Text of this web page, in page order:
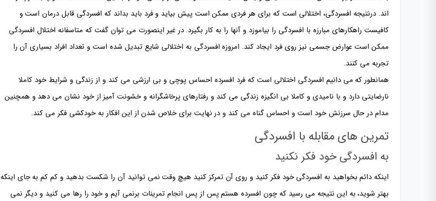
اند. درنتیجه افسردگی، اختلالی است که برای هر فردی ممکن است پیش بیاید و فرد باید بداند که افسردگی قابل درمان است و
کافیست راهکارهای مبارزه با افسردگی را بیاموزد و آنها را به کار بگیرد. در غیر اینصورت می توان گفت که متاسفانه اختلال افسردگی
ممکن است عوارض جسمی نیز روی فرد ایجاد کند. امروزه افسردگی به اختلالی شایع تبدیل شده است و تعداد افراد بسیاری آن را
تجربه می کنند.
همانطور که می دانیم افسردگی اختلالی است که فرد افسرده احساس پوچی و بی ارزشی می کند و از زندگی و شرایط خود کاملا
نارضایتی دارد و با نامیدی و کاملا بی انگیزه زندگی می کند و رفتارهای پرخاشگرانه و خشونت آمیز از خود نشان می دهد و همچنین
مدام در حال سرزنش خود است و احساس گناه می کند و در نهایت برای خلاص شدن از این افکار به خودکشی فکر می کند.
تمرین های مقابله با افسردگی
به افسردگی خود فکر نکنید
اینکه دائم بخواهید به افسردگی خود فکر کنید و روی آن تمرکز کنید هیچ وقت نمی توانید آن را شکست بدهید و کم کم به جای اینکه
بهتر شوید، به این نتیجه می رسید که چون افسرده هستم پس از پس انجام تمرینات برنمی آیم و خود را رها می کنید و دیگر نمی